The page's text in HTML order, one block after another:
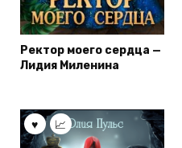
Ректор моего сердца —
Лидия Миленина